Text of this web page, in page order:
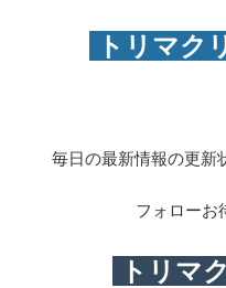
トリマク
毎日の最新情報の更新
フォローお
トリマ